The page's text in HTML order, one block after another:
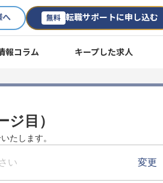
へ 無料 転職サポートに申し込む
報コラム キープした求人
目）
たします。
い 変更